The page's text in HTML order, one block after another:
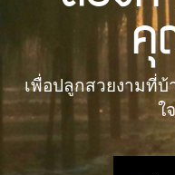
คุ
เพื่อปลูกสวยงามที่บ้
ใ